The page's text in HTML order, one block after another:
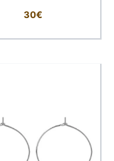
– Largeur 4
lisse et
résistant à
30€